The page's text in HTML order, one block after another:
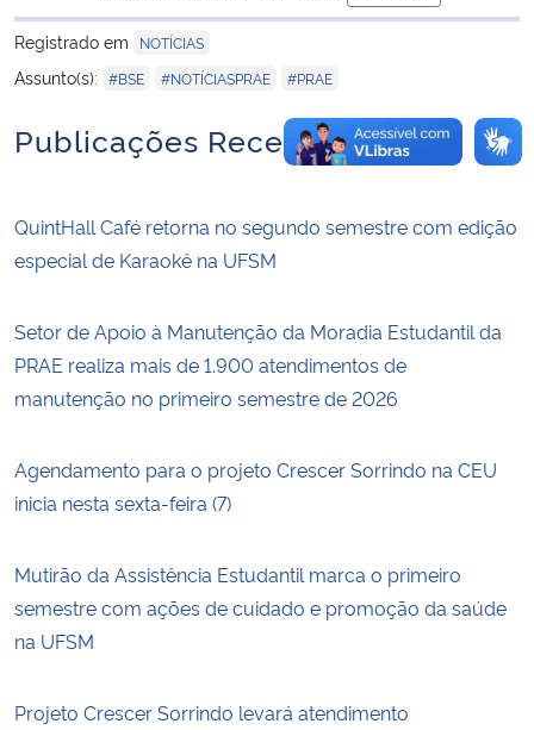
para área de
Registrado em
NOTÍCIAS
Assunto(s): #BSE #NOTÍCIASPRAE #PRAE
Publicações Recentes
QuintHall Café retorna no segundo semestre com edição
especial de Karaokê na UFSM
Setor de Apoio à Manutenção da Moradia Estudantil da
PRAE realiza mais de 1.900 atendimentos de
manutenção no primeiro semestre de 2026
Agendamento para o projeto Crescer Sorrindo na CEU
inicia nesta sexta-feira (7)
Mutirão da Assistência Estudantil marca o primeiro
semestre com ações de cuidado e promoção da saúde
na UFSM
Projeto Crescer Sorrindo levará atendimento